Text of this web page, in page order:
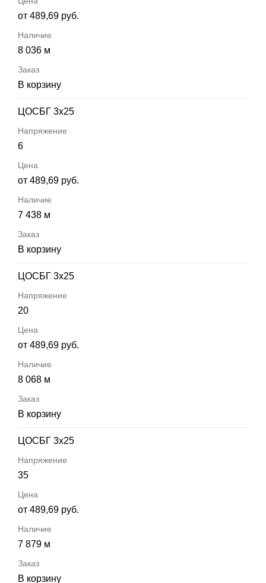
от 489,69 руб.
8 036 м
В корзину
ЦОСБГ 3х25
6
от 489,69 руб.
7 438 м
В корзину
ЦОСБГ 3х25
20
от 489,69 руб.
8 068 м
В корзину
ЦОСБГ 3х25
35
от 489,69 руб.
7 879 м
В корзину